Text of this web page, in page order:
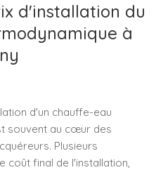
d'installation du
à
d'un chauffe-eau
souvent au cœur des
Plusieurs
coût final de l'installation,